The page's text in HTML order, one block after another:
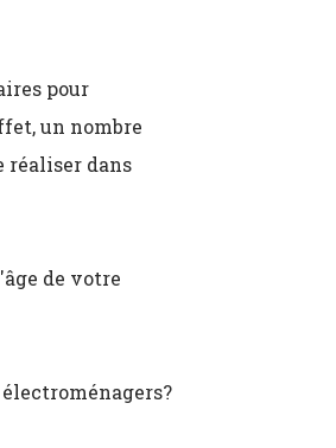
pour
un nombre
réaliser dans
de votre